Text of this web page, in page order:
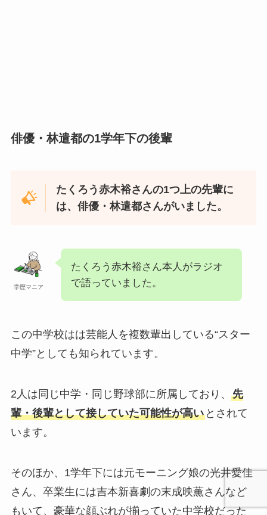
俳優・林遣都の1学年下の後輩
たくろう赤木裕さんの1つ上の先輩に
は、俳優・林遣都さんがいました。
学歴マニア
たくろう赤木裕さん本人がラジオ
で語っていました。
この中学校はは芸能人を複数輩出している“スター
中学”としても知られています。
2人は同じ中学・同じ野球部に所属しており、 先
輩・後輩として接していた可能性が高いとされて
います。
そのほか、1学年下には元モーニング娘の光井愛佳
さん、卒業生には吉本新喜劇の末成映薫さんなど
もいて、豪華な顔ぶれが揃っていた中学校だった